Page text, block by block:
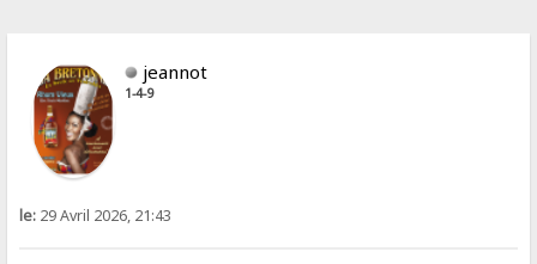
jeannot
1-4-9
le: 29 Avril 2026, 21:43